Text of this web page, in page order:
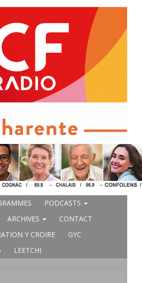
PODCASTS
ARCHIVES
CONTACT
Y CROIRE
GYC
LEETCHI